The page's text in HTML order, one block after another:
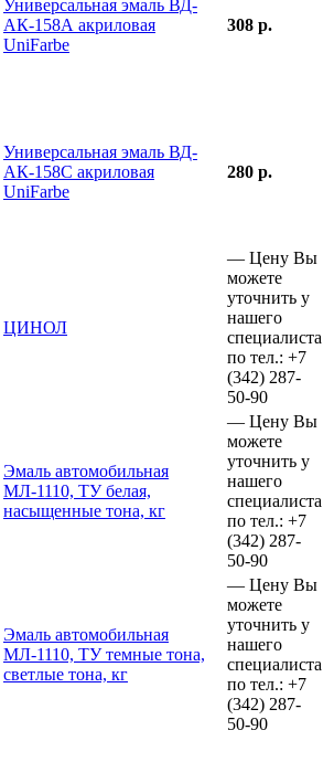
Универсальная эмаль ВД-
АК-158А акриловая
UniFarbe
308 р.
Универсальная эмаль ВД-
АК-158С акриловая
UniFarbe
280 р.
ЦИНОЛ
— Цену Вы
можете
уточнить у
нашего
специалиста
по тел.: +7
(342) 287-
50-90
Эмаль автомобильная
МЛ-1110, ТУ белая,
насыщенные тона, кг
— Цену Вы
можете
уточнить у
нашего
специалиста
по тел.: +7
(342) 287-
50-90
Эмаль автомобильная
МЛ-1110, ТУ темные тона,
светлые тона, кг
— Цену Вы
можете
уточнить у
нашего
специалиста
по тел.: +7
(342) 287-
50-90